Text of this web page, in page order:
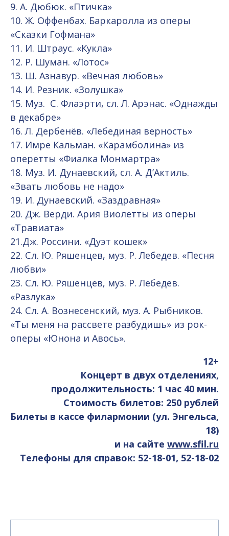
9. А. Дюбюк. «Птичка»
10. Ж. Оффенбах. Баркаролла из оперы
«Сказки Гофмана»
11. И. Штраус. «Кукла»
12. Р. Шуман. «Лотос»
13. Ш. Азнавур. «Вечная любовь»
14. И. Резник. «Золушка»
15. Муз. С. Флаэрти, сл. Л. Арэнас. «Однажды
в декабре»
16. Л. Дербенёв. «Лебединая верность»
17. Имре Кальман. «Карамболина» из
оперетты «Фиалка Монмартра»
18. Муз. И. Дунаевский, сл. А. Д’Актиль.
«Звать любовь не надо»
19. И. Дунаевский. «Заздравная»
20. Дж. Верди. Ария Виолетты из оперы
«Травиата»
21.Дж. Россини. «Дуэт кошек»
22. Сл. Ю. Ряшенцев, муз. Р. Лебедев. «Песня
любви»
23. Сл. Ю. Ряшенцев, муз. Р. Лебедев.
«Разлука»
24. Сл. А. Вознесенский, муз. А. Рыбников.
«Ты меня на рассвете разбудишь» из рок-
оперы «Юнона и Авось».
12+
Концерт в двух отделениях,
продолжительность: 1 час 40 мин.
Стоимость билетов: 250 рублей
Билеты в кассе филармонии (ул. Энгельса,
18)
и на сайте www.sfil.ru
Телефоны для справок: 52-18-01, 52-18-02